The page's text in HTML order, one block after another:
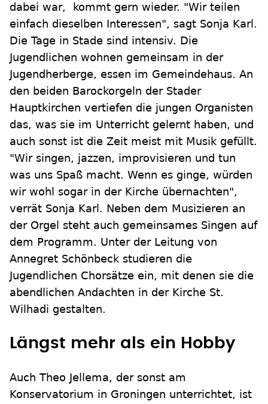
dabei war, kommt gern wieder. "Wir teilen
einfach dieselben Interessen", sagt Sonja Karl.
Die Tage in Stade sind intensiv. Die
Jugendlichen wohnen gemeinsam in der
Jugendherberge, essen im Gemeindehaus. An
den beiden Barockorgeln der Stader
Hauptkirchen vertiefen die jungen Organisten
das, was sie im Unterricht gelernt haben, und
auch sonst ist die Zeit meist mit Musik gefüllt.
"Wir singen, jazzen, improvisieren und tun
was uns Spaß macht. Wenn es ginge, würden
wir wohl sogar in der Kirche übernachten",
verrät Sonja Karl. Neben dem Musizieren an
der Orgel steht auch gemeinsames Singen auf
dem Programm. Unter der Leitung von
Annegret Schönbeck studieren die
Jugendlichen Chorsätze ein, mit denen sie die
abendlichen Andachten in der Kirche St.
Wilhadi gestalten.
Längst mehr als ein Hobby
Auch Theo Jellema, der sonst am
Konservatorium in Groningen unterrichtet, ist